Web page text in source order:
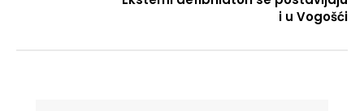
i u Vogošći